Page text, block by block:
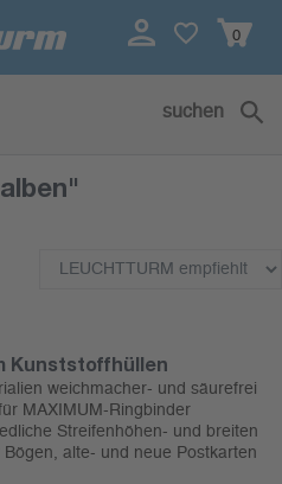
0
suchen
Kunststoffhüllen
weichmacher- und säurefrei
MAXIMUM-Ringbinder
Streifenhöhen- und breiten
Bögen, alte- und neue Postkarten